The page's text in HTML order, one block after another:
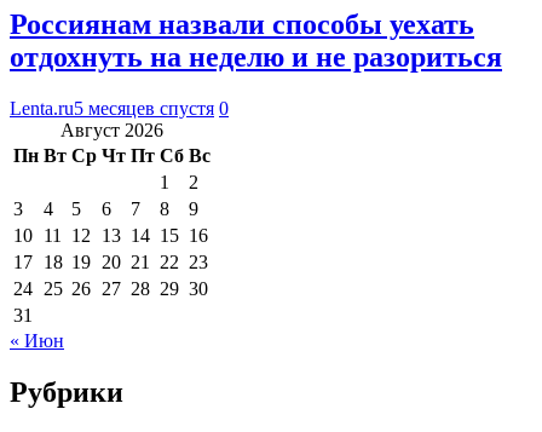
Россиянам назвали способы уехать
отдохнуть на неделю и не разориться
Lenta.ru5 месяцев спустя 0
Август 2026
Пн Вт Ср Чт Пт Сб Вс
1
2
3
4 5 6 7 8
9
10 11 12 13 14 15 16
17 18 19 20 21 22 23
24 25 26 27 28 29 30
31
« Июн
Рубрики